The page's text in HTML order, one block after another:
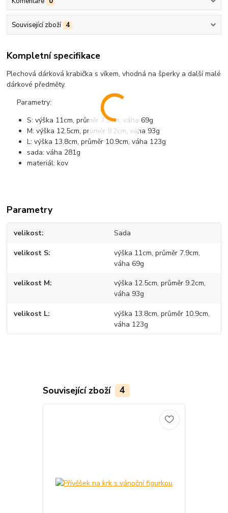
Související zboží 4
Kompletní specifikace
Plechová dárková krabička s víkem, vhodná na šperky a další malé
dárkové předměty.
Parametry:
S: výška 11cm, průměr 7.9cm, váha 69g
M: výška 12.5cm, průměr 9.2cm, váha 93g
L: výška 13.8cm, průměr 10.9cm, váha 123g
sada: váha 281g
materiál: kov
Parametry
velikost Sada
velikost S
výška 11cm, průměr 7.9cm,
váha 69g
velikost M
výška 12.5cm, průměr 9.2cm,
váha 93g
velikost L
výška 13.8cm, průměr 10.9cm,
váha 123g
Související zboží 4